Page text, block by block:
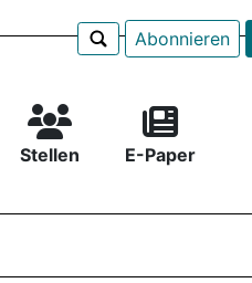
Abonnieren
Stellen E-Paper